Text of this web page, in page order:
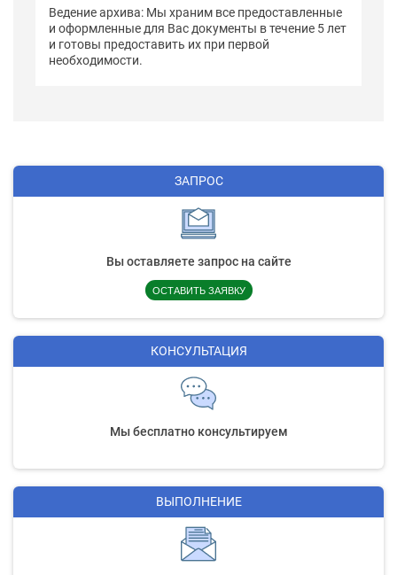
Ведение архива: Мы храним все предоставленные
и оформленные для Вас документы в течение 5 лет
и готовы предоставить их при первой
необходимости.
ЗАПРОС
Вы оставляете запрос на сайте
ОСТАВИТЬ ЗАЯВКУ
КОНСУЛЬТАЦИЯ
Мы бесплатно консультируем
ВЫПОЛНЕНИЕ